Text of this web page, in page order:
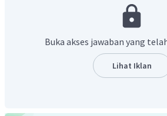
diantaranya disebabkan oleh:
Meningkatnya upah.
Pajak yang lebih tinggi.
Buka akses jawaban yang
Lihat Iklan